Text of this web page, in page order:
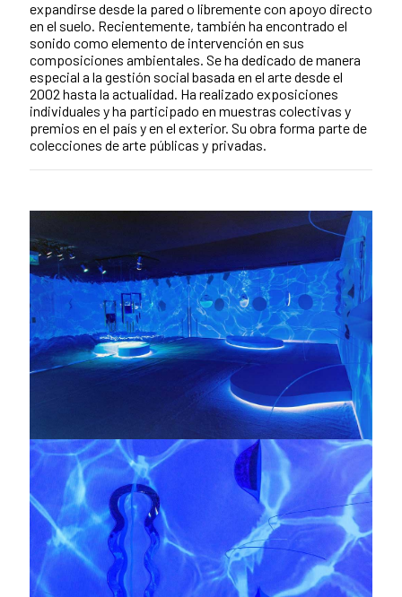
expandirse desde la pared o libremente con apoyo directo
en el suelo. Recientemente, también ha encontrado el
sonido como elemento de intervención en sus
composiciones ambientales. Se ha dedicado de manera
especial a la gestión social basada en el arte desde el
2002 hasta la actualidad. Ha realizado exposiciones
individuales y ha participado en muestras colectivas y
premios en el país y en el exterior. Su obra forma parte de
colecciones de arte públicas y privadas.